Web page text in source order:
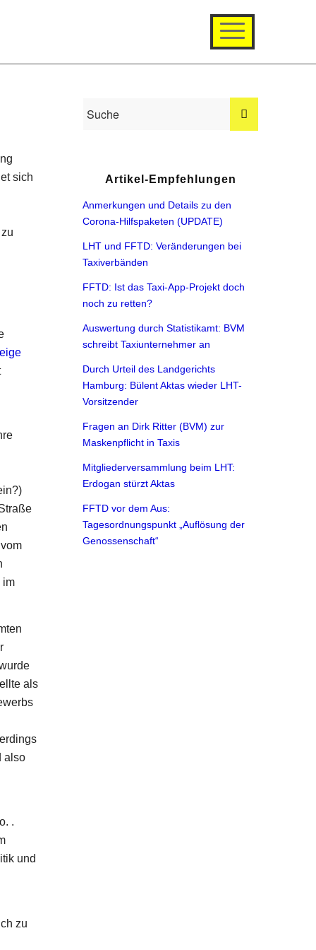
sich
im
als
also
.
und
zu
Artikel-Empfehlungen
Anmerkungen und Details zu den
Corona-Hilfspaketen (UPDATE)
LHT und FFTD: Veränderungen bei
Taxiverbänden
FFTD: Ist das Taxi-App-Projekt doch
noch zu retten?
Auswertung durch Statistikamt: BVM
schreibt Taxiunternehmer an
Durch Urteil des Landgerichts
Hamburg: Bülent Aktas wieder LHT-
Vorsitzender
Fragen an Dirk Ritter (BVM) zur
Maskenpflicht in Taxis
Mitgliederversammlung beim LHT:
Erdogan stürzt Aktas
FFTD vor dem Aus:
Tagesordnungspunkt „Auflösung der
Genossenschaft“